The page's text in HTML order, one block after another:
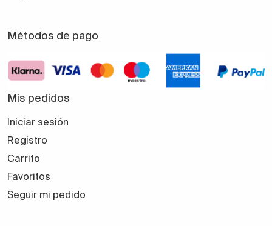
Métodos de pago
Mis pedidos
Iniciar sesión
Registro
Carrito
Favoritos
Seguir mi pedido